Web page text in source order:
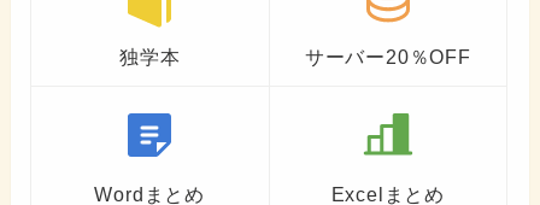
独学本 サーバー20％OFF
Wordまとめ Excelまとめ